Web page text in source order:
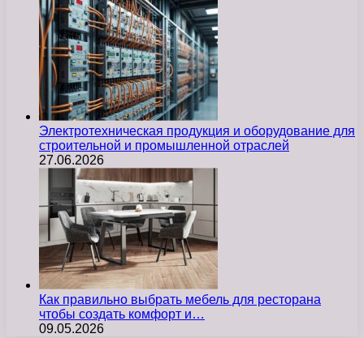
Электротехническая продукция и оборудование для
строительной и промышленной отраслей
27.06.2026
Как правильно выбрать мебель для ресторана
чтобы создать комфорт и…
09.05.2026